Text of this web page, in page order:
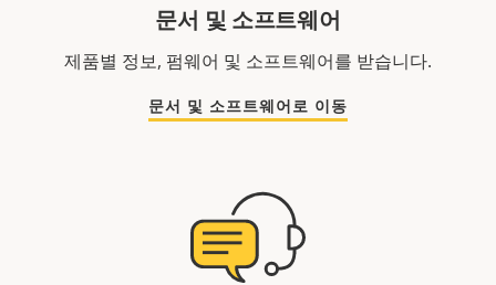
문서 및 소프트웨어
제품별 정보, 펌웨어 및 소프트웨어를 받습니다.
문서 및 소프트웨어로 이동